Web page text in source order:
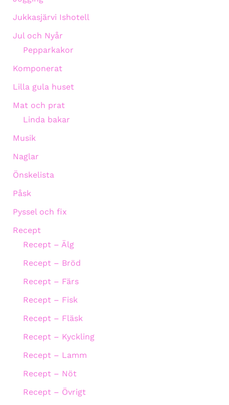
Jukkasjärvi Ishotell
Jul och Nyår
Pepparkakor
Komponerat
Lilla gula huset
Mat och prat
Linda bakar
Musik
Naglar
Önskelista
Påsk
Pyssel och fix
Recept
Recept – Älg
Recept – Bröd
Recept – Färs
Recept – Fisk
Recept – Fläsk
Recept – Kyckling
Recept – Lamm
Recept – Nöt
Recept – Övrigt